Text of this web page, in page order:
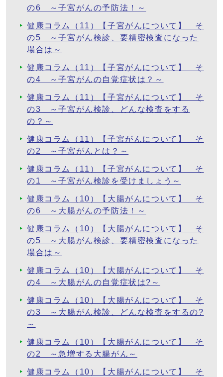
の6 ～子宮がんの予防法！～
健康コラム（11）【子宮がんについて】 そ
の5 ～子宮がん検診、要精密検査になった
場合は～
健康コラム（11）【子宮がんについて】 そ
の4 ～子宮がんの自覚症状は？～
健康コラム（11）【子宮がんについて】 そ
の3 ～子宮がん検診、どんな検査をする
の？～
健康コラム（11）【子宮がんについて】 そ
の2 ～子宮がんとは？～
健康コラム（11）【子宮がんについて】 そ
の1 ～子宮がん検診を受けましょう～
健康コラム（10）【大腸がんについて】 そ
の6 ～大腸がんの予防法！～
健康コラム（10）【大腸がんについて】 そ
の5 ～大腸がん検診、要精密検査になった
場合は～
健康コラム（10）【大腸がんについて】 そ
の4 ～大腸がんの自覚症状は?～
健康コラム（10）【大腸がんについて】 そ
の3 ～大腸がん検診、どんな検査をするの?
～
健康コラム（10）【大腸がんについて】 そ
の2 ～急増する大腸がん～
健康コラム（10）【大腸がんについて】 そ